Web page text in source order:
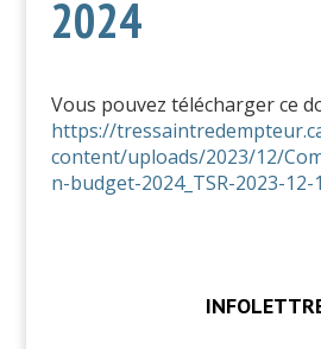
2024
Vous pouvez télécharger ce
https://
content/uploads/2023/12/
n-budget-2024_TSR-2023-12-